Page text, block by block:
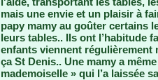
mais une envie et un plaisir à
papy mamy au goûter certains
leurs tables.. Ils ont l’habitude
enfants viennent régulièrement
ça St Denis.. Une mamy a
mademoiselle » qui l’a laissée